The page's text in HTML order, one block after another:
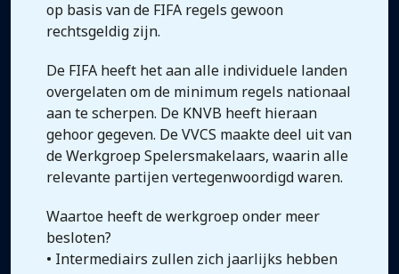
op basis van de FIFA regels gewoon
rechtsgeldig zijn.
De FIFA heeft het aan alle individuele landen
overgelaten om de minimum regels nationaal
aan te scherpen. De KNVB heeft hieraan
gehoor gegeven. De VVCS maakte deel uit van
de Werkgroep Spelersmakelaars, waarin alle
relevante partijen vertegenwoordigd waren.
Waartoe heeft de werkgroep onder meer
besloten?
• Intermediairs zullen zich jaarlijks hebben